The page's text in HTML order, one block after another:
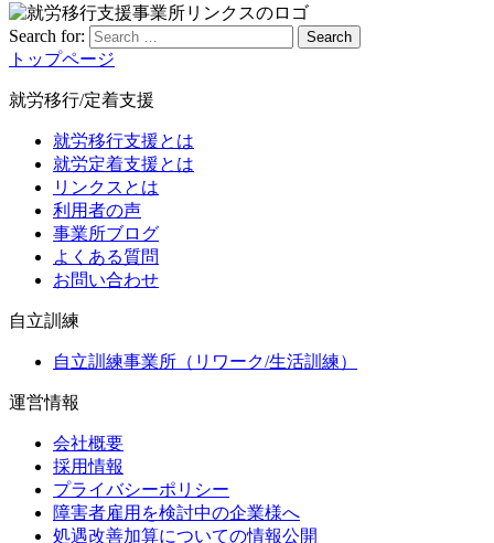
Search for: Search
トップページ
就労移行/定着支援
就労移行支援とは
就労定着支援とは
リンクスとは
利用者の声
事業所ブログ
よくある質問
お問い合わせ
自立訓練
自立訓練事業所（リワーク/生活訓練）
運営情報
会社概要
採用情報
プライバシーポリシー
障害者雇用を検討中の企業様へ
処遇改善加算についての情報公開